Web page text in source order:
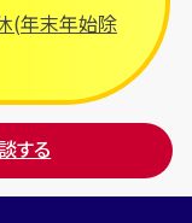
(年末年始除
する